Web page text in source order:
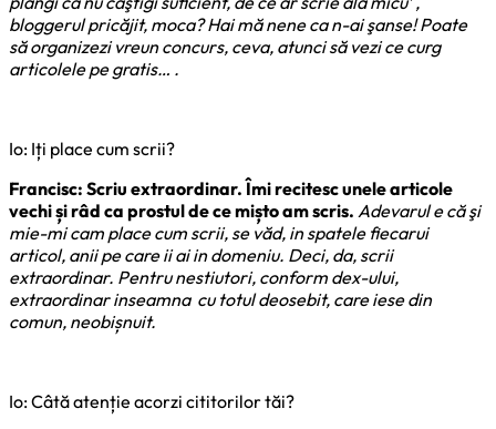
bloggerul pricăjit, moca? Hai mă nene ca n-ai şanse! Poate
să organizezi vreun concurs, ceva, atunci să vezi ce curg
articolele pe gratis… .
Io: Iți place cum scrii?
Francisc: Scriu extraordinar. Îmi recitesc unele articole
vechi și râd ca prostul de ce mișto am scris. Adevarul e că şi
mie-mi cam place cum scrii, se văd, in spatele fiecarui
articol, anii pe care ii ai in domeniu. Deci, da, scrii
extraordinar. Pentru nestiutori, conform dex-ului,
extraordinar inseamna cu totul deosebit, care iese din
comun, neobișnuit.
Io: Câtă atenție acorzi cititorilor tăi?